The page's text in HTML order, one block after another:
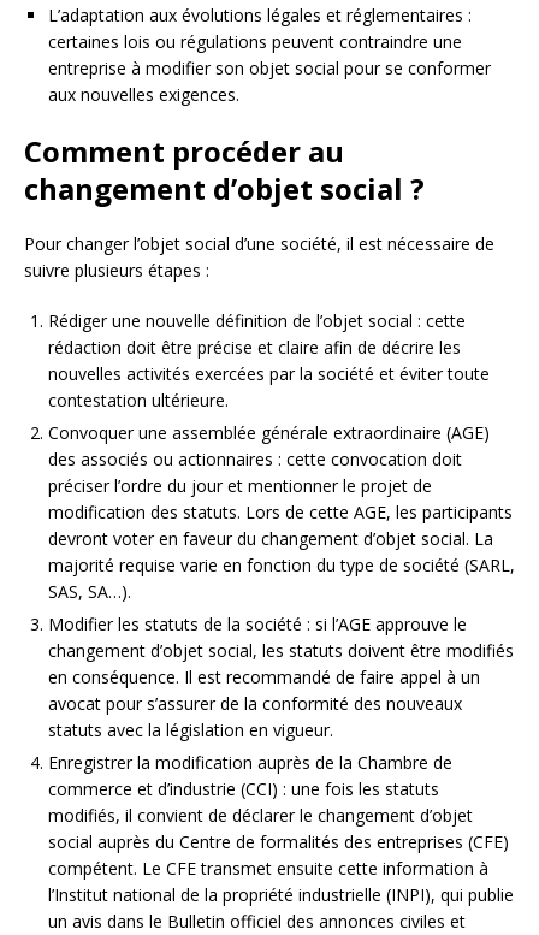
L’adaptation aux évolutions légales et réglementaires :
certaines lois ou régulations peuvent contraindre une
entreprise à modifier son objet social pour se conformer
aux nouvelles exigences.
Comment procéder au
changement d’objet social ?
Pour changer l’objet social d’une société, il est nécessaire de
suivre plusieurs étapes :
Rédiger une nouvelle définition de l’objet social : cette
rédaction doit être précise et claire afin de décrire les
nouvelles activités exercées par la société et éviter toute
contestation ultérieure.
Convoquer une assemblée générale extraordinaire (AGE)
des associés ou actionnaires : cette convocation doit
préciser l’ordre du jour et mentionner le projet de
modification des statuts. Lors de cette AGE, les participants
devront voter en faveur du changement d’objet social. La
majorité requise varie en fonction du type de société (SARL,
SAS, SA…).
Modifier les statuts de la société : si l’AGE approuve le
changement d’objet social, les statuts doivent être modifiés
en conséquence. Il est recommandé de faire appel à un
avocat pour s’assurer de la conformité des nouveaux
statuts avec la législation en vigueur.
Enregistrer la modification auprès de la Chambre de
commerce et d’industrie (CCI) : une fois les statuts
modifiés, il convient de déclarer le changement d’objet
social auprès du Centre de formalités des entreprises (CFE)
compétent. Le CFE transmet ensuite cette information à
l’Institut national de la propriété industrielle (INPI), qui publie
un avis dans le Bulletin officiel des annonces civiles et